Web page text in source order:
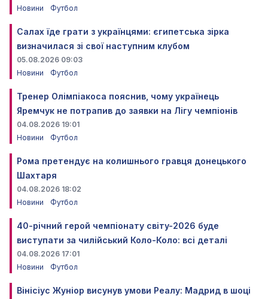
Новини
Футбол
Салах їде грати з українцями: єгипетська зірка
визначилася зі свої наступним клубом
05.08.2026 09:03
Новини
Футбол
Тренер Олімпіакоса пояснив, чому українець
Яремчук не потрапив до заявки на Лігу чемпіонів
04.08.2026 19:01
Новини
Футбол
Рома претендує на колишнього гравця донецького
Шахтаря
04.08.2026 18:02
Новини
Футбол
40-річний герой чемпіонату світу-2026 буде
виступати за чилійський Коло-Коло: всі деталі
04.08.2026 17:01
Новини
Футбол
Вінісіус Жуніор висунув умови Реалу: Мадрид в шоці